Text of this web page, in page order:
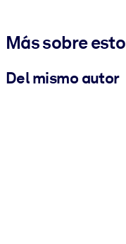
Más sobre esto
Del mismo autor